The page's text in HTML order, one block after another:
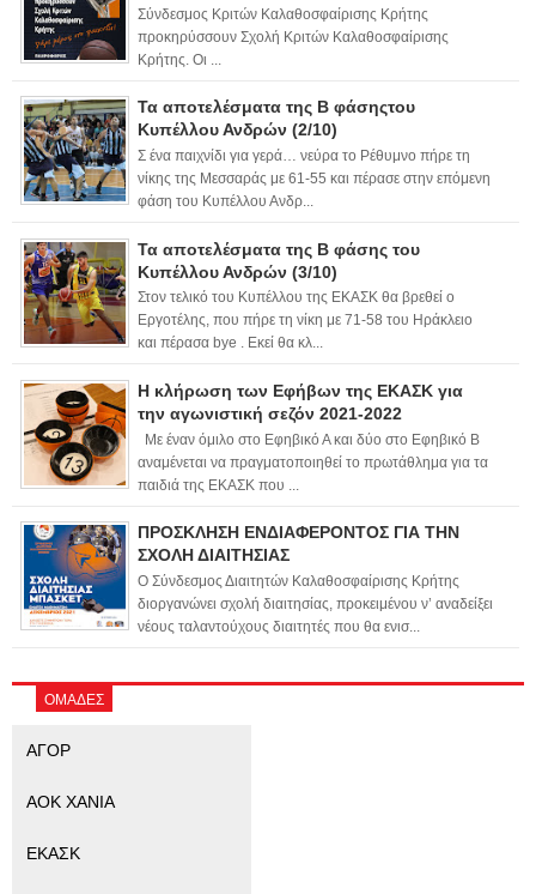
Σύνδεσμος Κριτών Καλαθοσφαίρισης Κρήτης
προκηρύσσουν Σχολή Κριτών Καλαθοσφαίρισης
Κρήτης. Οι ...
Τα αποτελέσματα της Β φάσηςτου
Κυπέλλου Ανδρών (2/10)
Σ ένα παιχνίδι για γερά… νεύρα το Ρέθυμνο πήρε τη
νίκης της Μεσσαράς με 61-55 και πέρασε στην επόμενη
φάση του Κυπέλλου Ανδρ...
Τα αποτελέσματα της Β φάσης του
Κυπέλλου Ανδρών (3/10)
Στον τελικό του Κυπέλλου της ΕΚΑΣΚ θα βρεθεί ο
Εργοτέλης, που πήρε τη νίκη με 71-58 του Ηράκλειο
και πέρασα bye . Εκεί θα κλ...
Η κλήρωση των Εφήβων της ΕΚΑΣΚ για
την αγωνιστική σεζόν 2021-2022
Με έναν όμιλο στο Εφηβικό Α και δύο στο Εφηβικό Β
αναμένεται να πραγματοποιηθεί το πρωτάθλημα για τα
παιδιά της ΕΚΑΣΚ που ...
ΠΡΟΣΚΛΗΣΗ ΕΝΔΙΑΦΕΡΟΝΤΟΣ ΓΙΑ ΤΗΝ
ΣΧΟΛΗ ΔΙΑΙΤΗΣΙΑΣ
Ο Σύνδεσμος Διαιτητών Καλαθοσφαίρισης Κρήτης
διοργανώνει σχολή διαιτησίας, προκειμένου ν’ αναδείξει
νέους ταλαντούχους διαιτητές που θα ενισ...
ΟΜΑΔΕΣ
ΑΓΟΡ
ΑΟΚ ΧΑΝΙΑ
ΕΚΑΣΚ